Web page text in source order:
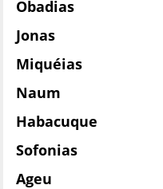
Obadias
Jonas
Miquéias
Naum
Habacuque
Sofonias
Ageu